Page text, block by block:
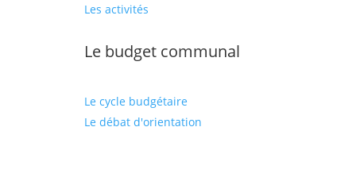
Les activités
Le budget communal
Le cycle budgétaire
Le débat d'orientation